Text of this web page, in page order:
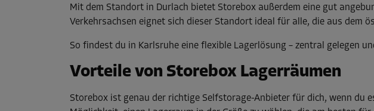
Mit dem Standort in Durlach bietet Storebox außerdem eine gut
Verkehrsachsen eignet sich dieser Standort ideal für alle, die aus dem
So findest du in Karlsruhe eine flexible Lagerlösung – zentral gelegen
Vorteile von Storebox Lagerräumen
Storebox ist genau der richtige Selfstorage-Anbieter für dich, wenn du